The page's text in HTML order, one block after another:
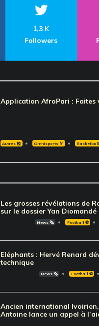
1,3 K
Followers
Application AfroPari : Faites
Autres 🎽 Omnisports 🏅 Basketball
Les grosses révélations de
sur le dossier Yan Diomandé
News 🗞️ Football ⚽️
Eléphants : Hervé Renard
technique
News 🗞️ Football ⚽️
Ancien international Ivoirien,
Antoine lance un appel à